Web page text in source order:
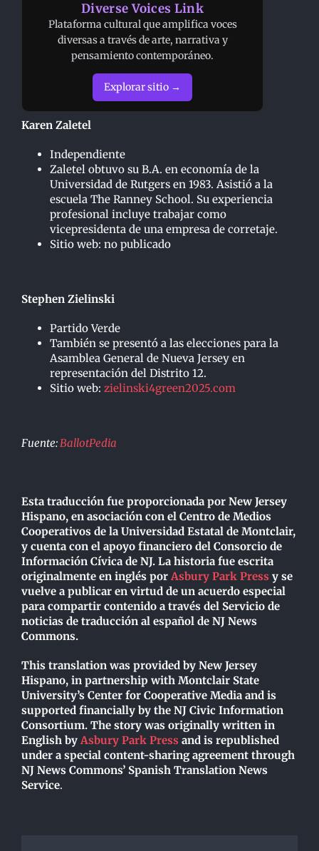
Diverse Voices Link
Plataforma cultural que amplifica voces
diversas a través de arte, narrativa y
pensamiento contemporáneo.
Explorar sitio →
Karen Zaletel
Independiente
Zaletel obtuvo su B.A. en economía de la
Universidad de Rutgers en 1983. Asistió a la
escuela The Ranney School. Su experiencia
profesional incluye trabajar como
vicepresidenta de una empresa de corretaje.
Sitio web: no publicado
Stephen Zielinski
Partido Verde
También se presentó a las elecciones para la
Asamblea General de Nueva Jersey en
representación del Distrito 12.
Sitio web: zielinski4green2025.com
Fuente:BallotPedia
Esta traducción fue proporcionada por New Jersey
Hispano, en asociación con el Centro de Medios
Cooperativos de la Universidad Estatal de Montclair,
y cuenta con el apoyo financiero del Consorcio de
Información Cívica de NJ. La historia fue escrita
originalmente en inglés porAsbury Park Press y se
vuelve a publicar en virtud de un acuerdo especial
para compartir contenido a través del Servicio de
noticias de traducción al español de NJ News
Commons.
This translation was provided by New Jersey
Hispano, in partnership with Montclair State
University’s Center for Cooperative Media and is
supported financially by the NJ Civic Information
Consortium. The story was originally written in
English byAsbury Park Press and is republished
under a special content-sharing agreement through
NJ News Commons’ Spanish Translation News
Service.